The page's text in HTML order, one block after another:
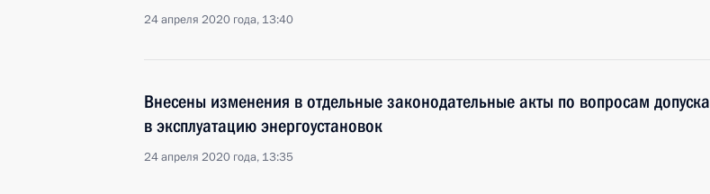
24 апреля 2020 года, 13:40
Внесены изменения в отдельные законодательные акты по вопросам допуска
в эксплуатацию энергоустановок
24 апреля 2020 года, 13:35